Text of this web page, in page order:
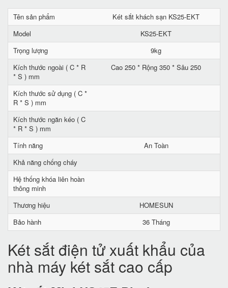
Tên sản phẩm
Két sắt khách sạn KS25-EKT
Model
KS25-EKT
Trọng lượng
9kg
Kích thước ngoài ( C * R
* S ) mm
Cao 250 * Rộng 350 * Sâu 250
Kích thước sử dụng ( C *
R * S ) mm
Kích thước ngăn kéo ( C
* R * S ) mm
Tính năng
An Toàn
Khả năng chống cháy
Hệ thống khóa liên hoàn
thông minh
Thương hiệu
HOMESUN
Bảo hành
36 Tháng
Két sắt điện tử xuất khẩu của
nhà máy két sắt cao cấp